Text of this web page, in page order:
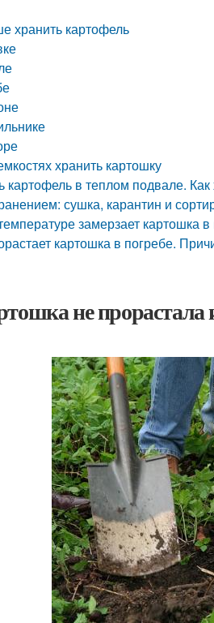
хранить картофель
хранить картошку
картофель в теплом подвале.
сушка, карантин и
замерзает картошка
картошка в погребе.
не прорастала